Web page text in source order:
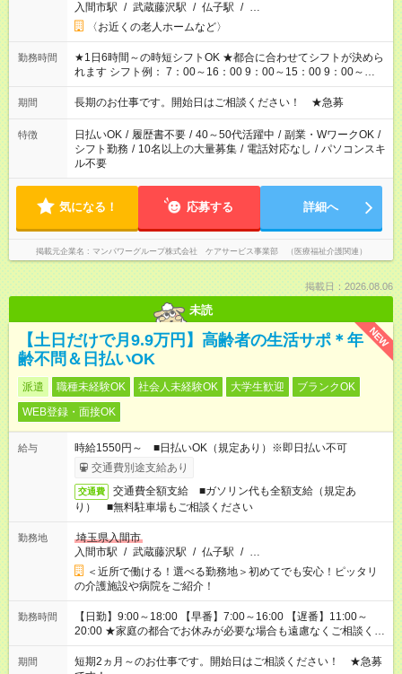
入間市駅 / 武蔵藤沢駅 / 仏子駅 / …
〈お近くの老人ホームなど〉
勤務時間
★1日6時間～の時短シフトOK ★都合に合わせてシフトが決めら
れます シフト例： 7：00～16：00 9：00～15：00 9：00～
18：00 11：00～20：00 など ※Wワークの場合、他のお仕事と
合わせ週40時間超の就業はご案内できません ※法令に基づき、
派遣法（日雇い派遣の原則禁止）により、短時間・短期間の就
業はご案内が難しい場合があります
期間 長期のお仕事です。開始日はご相談ください！ ★急募
特徴 日払いOK / 履歴書不要 / 40～50代活躍中 / 副業・WワークOK /
シフト勤務 / 10名以上の大量募集 / 電話対応なし / パソコンスキ
ル不要
気になる！ 応募する 詳細へ
掲載元企業名 マンパワーグループ株式会社 ケアサービス事業部 （医療福祉介護関連）
掲載日：2026.08.06
未読
NEW
【土日だけで月9.9万円】高齢者の生活サポ＊年
齢不問＆日払いOK
派遣 職種未経験OK 社会人未経験OK 大学生歓迎
ブランクOK
WEB登録・面接OK
給与
時給1550円～ ■日払いOK（規定あり）※即日払い不可
交通費別途支給あり
交通費
交通費全額支給 ■ガソリン代も全額支給（規定あ
り） ■無料駐車場もご相談ください
勤務地
埼玉県入間市
入間市駅 / 武蔵藤沢駅 / 仏子駅 / …
＜近所で働ける！選べる勤務地＞初めてでも安心！ピッタリ
の介護施設や病院をご紹介！
勤務時間
【日勤】9:00～18:00 【早番】7:00～16:00 【遅番】11:00～
20:00 ★家庭の都合でお休みが必要な場合も遠慮なくご相談くだ
さい。
期間
短期2ヵ月～のお仕事です。開始日はご相談ください！ ★急募